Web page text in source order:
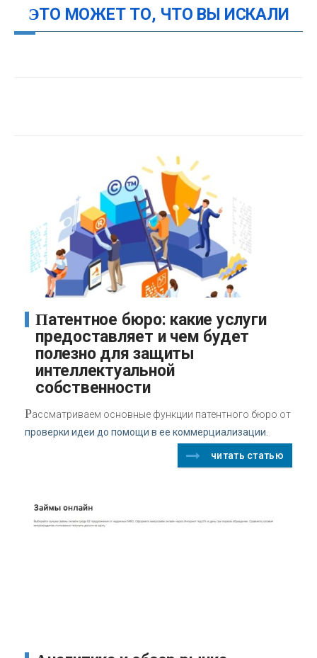
ЭТО МОЖЕТ ТО, ЧТО ВЫ ИСКАЛИ
Патентное бюро: какие услуги
предоставляет и чем будет
полезно для защиты
интеллектуальной
собственности
Рассматриваем основные функции патентного бюро от
проверки идеи до помощи в ее коммерциализации.
читать статью